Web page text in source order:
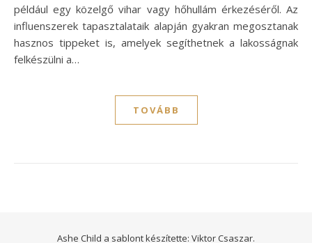
például egy közelgő vihar vagy hőhullám érkezéséről. Az
influenszerek tapasztalataik alapján gyakran megosztanak
hasznos tippeket is, amelyek segíthetnek a lakosságnak
felkészülni a…
TOVÁBB
Ashe Child a sablont készítette: Viktor Csaszar.